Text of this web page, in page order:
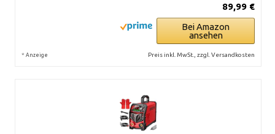
89,99 €
Bei Amazon
ansehen
* Anzeige Preis inkl. MwSt., zzgl. Versandkosten